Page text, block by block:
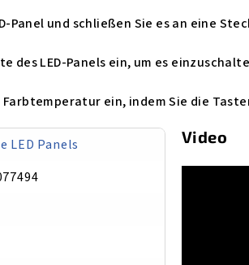
Panel und schließen Sie es an eine
des LED-Panels ein, um es
ein, indem Sie die
LED Panels
Video